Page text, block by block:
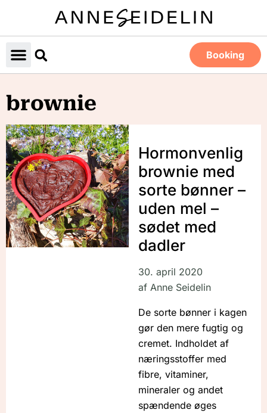
Booking
brownie
Hormonvenlig
brownie med
sorte bønner –
uden mel –
sødet med
dadler
30. april 2020
afAnne Seidelin
De sorte bønner i kagen
gør den mere fugtig og
cremet. Indholdet af
næringsstoffer med
fibre, vitaminer,
mineraler og andet
spændende øges